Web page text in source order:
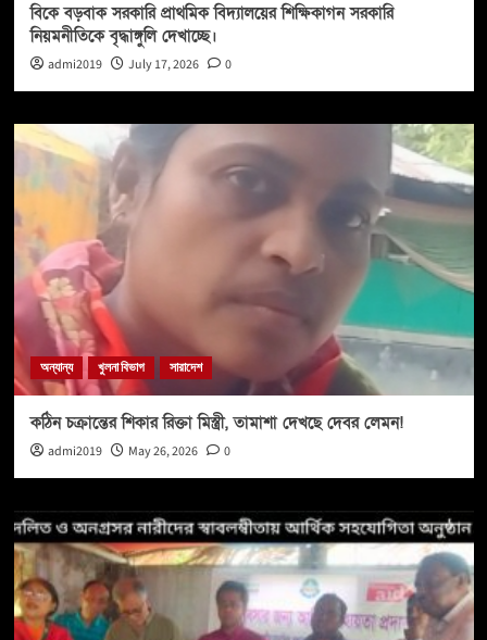
বিকে বড়বাক সরকারি প্রাথমিক বিদ্যালয়ের শিক্ষিকাগন সরকারি
নিয়মনীতিকে বৃদ্ধাঙ্গুলি দেখাচ্ছে।
admi2019 July 17, 2026 0
অন্যান্য খুলনা বিভাগ সারাদেশ
কঠিন চক্রান্তের শিকার রিক্তা মিস্ত্রী, তামাশা দেখছে দেবর লেমন!
admi2019 May 26, 2026 0